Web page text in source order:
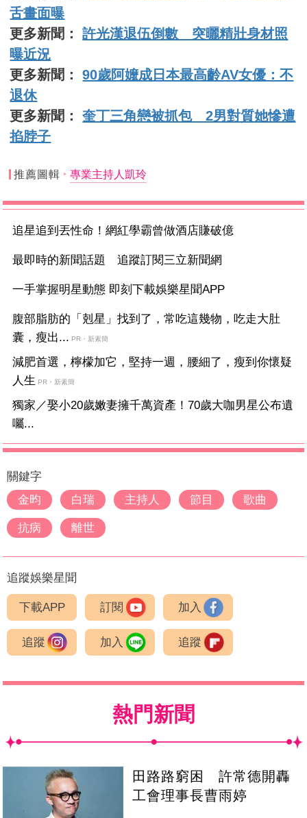
舌畫面曝
更多新聞：許光漢退伍倒數 突曬精壯身材照
曝近況
更多新聞：90歲阿嬤成日本最高齡AV女優：不
退休
更多新聞：奎丁三角戀被抓包 2男對質她慘遭
掐脖子
推薦圖輯 專業主持人凱玲
追星追到丟性命！網紅學霸曾做酒店賺破億
最即時的新聞話題 追蹤訂閱三立新聞網
一手掌握明星動態 即刻下載娛樂星聞APP
腹部脂肪的「剋星」找到了，常吃這幾物，吃走大肚
囊，瘦出... PR・新素簡
減肥首選，檸檬加它，堅持一週，腰細了，瘦到你懷疑
人生 PR・新素簡
獨家／娶小20歲嫩妻擁千萬資產！70歲大咖男星公布遺
囑...
關鍵字
金昀
白瑞 主持人 節目 歌曲
抗病 離世
追蹤娛樂星聞
下載APP 訂閱 加入
追蹤 加入 追蹤
熱門新聞
田路路窮困 許常德開轟
工會理事長曹雨婷